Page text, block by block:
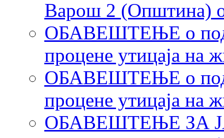
Варош 2 (Општина)
ОБАВЕШТЕЊЕ о
процене утицаја на
ОБАВЕШТЕЊЕ о
процене утицаја на
ОБАВЕШТЕЊЕ ЗА